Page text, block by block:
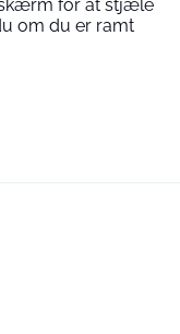
for at stjæle
om du er ramt